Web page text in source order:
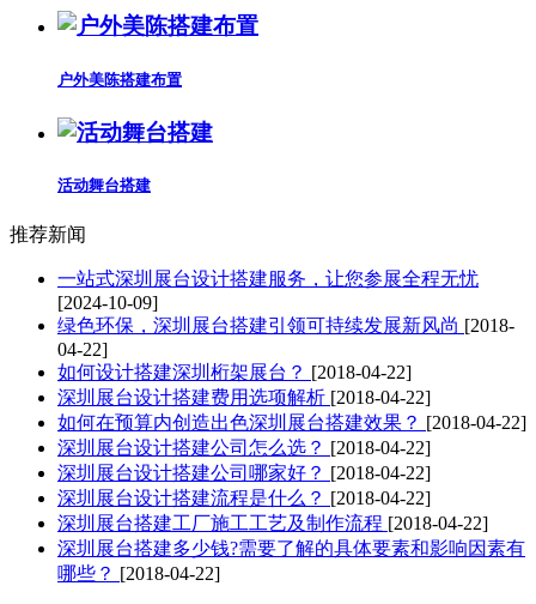
户外美陈搭建布置
活动舞台搭建
推荐新闻
一站式深圳展台设计搭建服务，让您参展全程无忧
[2024-10-09]
绿色环保，深圳展台搭建引领可持续发展新风尚 [2018-
04-22]
如何设计搭建深圳桁架展台？ [2018-04-22]
深圳展台设计搭建费用选项解析 [2018-04-22]
如何在预算内创造出色深圳展台搭建效果？ [2018-04-22]
深圳展台设计搭建公司怎么选？ [2018-04-22]
深圳展台设计搭建公司哪家好？ [2018-04-22]
深圳展台设计搭建流程是什么？ [2018-04-22]
深圳展台搭建工厂施工工艺及制作流程 [2018-04-22]
深圳展台搭建多少钱?需要了解的具体要素和影响因素有
哪些？ [2018-04-22]